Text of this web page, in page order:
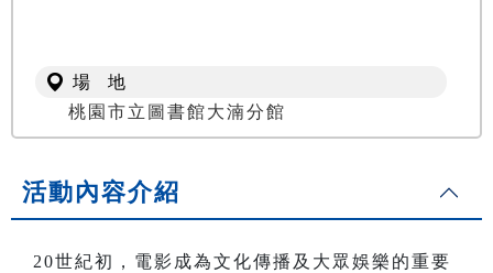
場 地
桃園市立圖書館大湳分館
活動內容介紹
20世紀初，電影成為文化傳播及大眾娛樂的重要